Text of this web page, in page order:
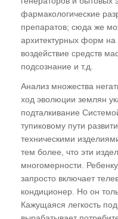
Мы не одиноки во
Кто создал
"Алгоритм
Кто придумал
Мобильные
Тунгусский
цивилизации
фармакологические
препаратов; сюда же
архитектурных форм на
воздействие средств
подсознание и т.д.
Анализ множества
ход эволюции землян
подталкивание
тупиковому пути
техническими
тем более, что эти
многомерности.
запросто включает
кондиционер. Но он
Кажущаяся легкость